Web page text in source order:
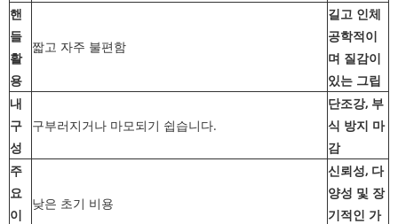
핸
들
활
용
짧고 자주 불편함
길고 인체
공학적이
며 질감이
있는 그립
내
구
성
구부러지거나 마모되기 쉽습니다.
단조강, 부
식 방지 마
감
주
요
이
낮은 초기 비용
신뢰성, 다
양성 및 장
기적인 가